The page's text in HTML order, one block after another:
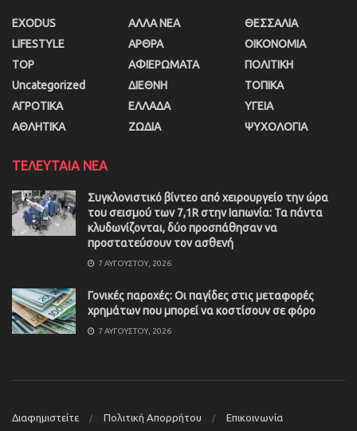
EXODUS
LIFESTYLE
TOP
Uncategorized
ΑΓΡΟΤΙΚΑ
ΑΘΛΗΤΙΚΑ
ΑΛΛΑ ΝΕΑ
ΑΡΘΡΑ
ΑΦΙΕΡΩΜΑΤΑ
ΔΙΕΘΝΗ
ΕΛΛΑΔΑ
ΖΩΔΙΑ
ΘΕΣΣΑΛΙΑ
ΟΙΚΟΝΟΜΙΑ
ΠΟΛΙΤΙΚΗ
ΤΟΠΙΚΑ
ΥΓΕΙΑ
ΨΥΧΟΛΟΓΙΑ
ΤΕΛΕΥΤΑΙΑ ΝΕΑ
Συγκλονιστικό βίντεο από χειρουργείο την ώρα
του σεισμού των 7,1R στην Ιαπωνία: Τα πάντα
κλυδωνίζονται, δύο προσπάθησαν να
προστατεύσουν τον ασθενή
7 ΑΥΓΟΎΣΤΟΥ, 2026
Γονικές παροχές: Οι παγίδες στις μεταφορές
χρημάτων που μπορεί να κοστίσουν σε φόρο
7 ΑΥΓΟΎΣΤΟΥ, 2026
Διαφημιστείτε Πολιτική Απορρήτου Επικοινωνία